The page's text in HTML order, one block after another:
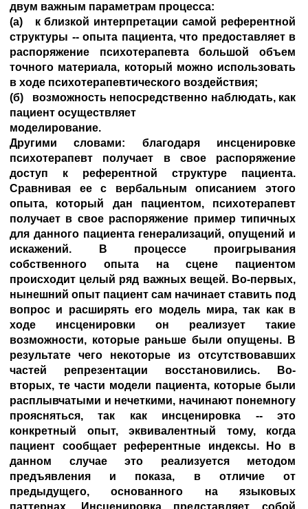
двум важным параметрам процесса:
(а) к близкой интерпретации самой референтной
структуры -- опыта пациента, что предоставляет в
распоряжение психотерапевта большой объем
точного материала, который можно использовать
в ходе психотерапевтического воздействия;
(б) возможность непосредственно наблюдать, как
пациент осуществляет
моделирование.
Другими словами: благодаря инсценировке
психотерапевт получает в свое распоряжение
доступ к референтной структуре пациента.
Сравнивая ее с вербальным описанием этого
опыта, который дан пациентом, психотерапевт
получает в свое распоряжение пример типичных
для данного пациента генерализаций, опущений и
искажений. В процессе проигрывания
собственного опыта на сцене пациентом
происходит целый ряд важных вещей. Во-первых,
нынешний опыт пациент сам начинает ставить под
вопрос и расширять его модель мира, так как в
ходе инсценировки он реализует такие
возможности, которые раньше были опущены. В
результате чего некоторые из отсутствовавших
частей репрезентации восстановились. Во-
вторых, те части модели пациента, которые были
расплывчатыми и нечеткими, начинают понемногу
проясняться, так как инсценировка -- это
конкретный опыт, эквивалентный тому, когда
пациент сообщает референтные индексы. Но в
данном случае это реализуется методом
предъявления и показа, в отличие от
предыдущего, основанного на языковых
паттернах. Инсценировка представляет собой